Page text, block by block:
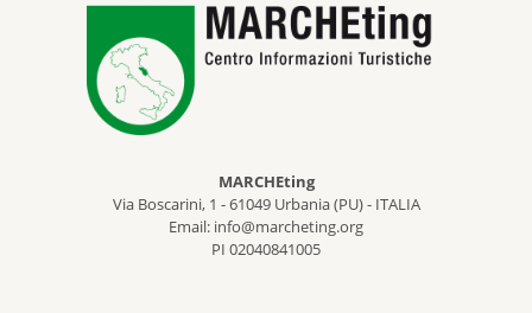
MARCHEting
Via Boscarini, 1 - 61049 Urbania (PU) - ITALIA
Email: info@marcheting.org
PI 02040841005